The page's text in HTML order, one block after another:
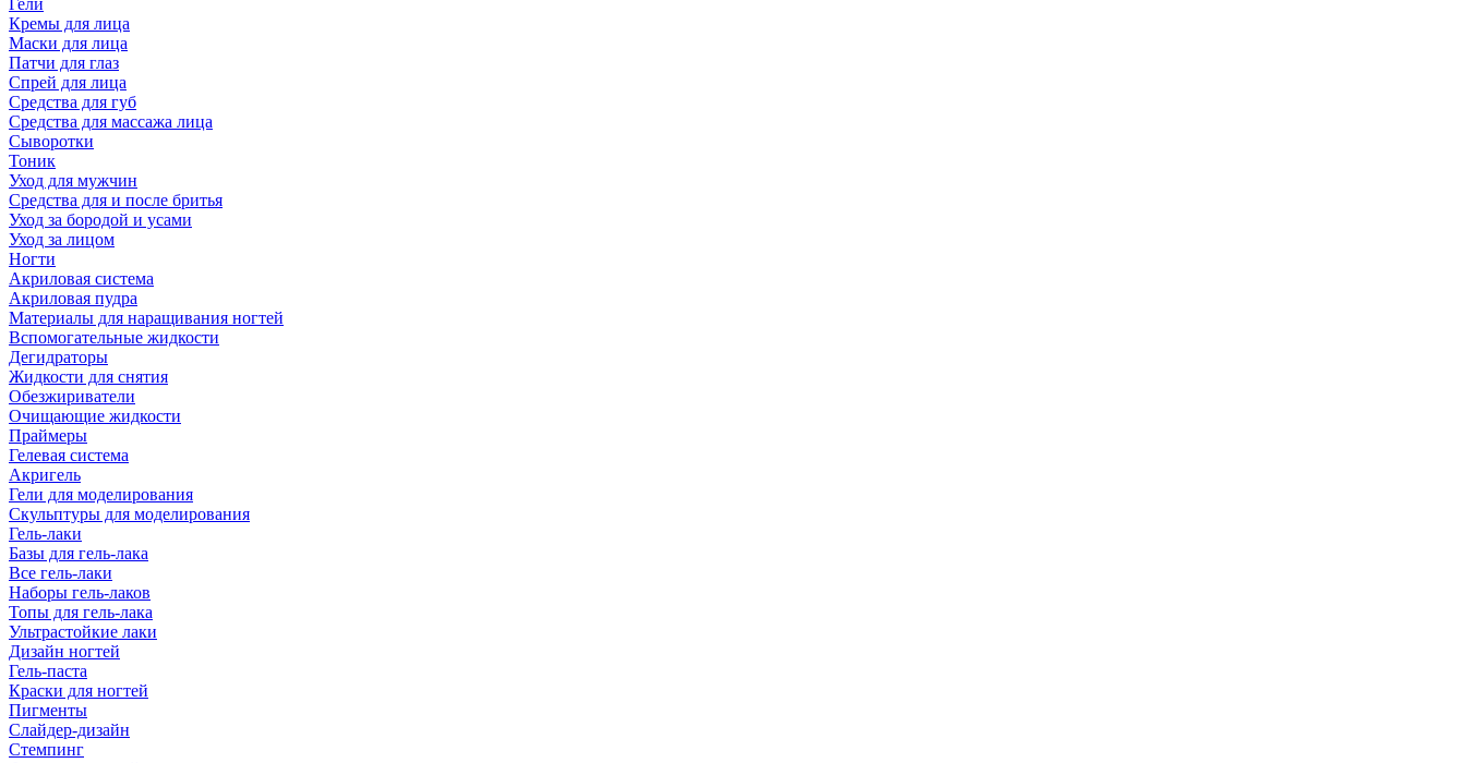
Гели
Кремы для лица
Маски для лица
Патчи для глаз
Спрей для лица
Средства для губ
Средства для массажа лица
Сыворотки
Тоник
Уход для мужчин
Средства для и после бритья
Уход за бородой и усами
Уход за лицом
Ногти
Акриловая система
Акриловая пудра
Материалы для наращивания ногтей
Вспомогательные жидкости
Дегидраторы
Жидкости для снятия
Обезжириватели
Очищающие жидкости
Праймеры
Гелевая система
Акригель
Гели для моделирования
Скульптуры для моделирования
Гель-лаки
Базы для гель-лака
Все гель-лаки
Наборы гель-лаков
Топы для гель-лака
Ультрастойкие лаки
Дизайн ногтей
Гель-паста
Краски для ногтей
Пигменты
Слайдер-дизайн
Стемпинг